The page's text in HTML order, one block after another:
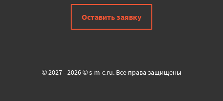
Оставить заявку
© 2027 - 2026 © s-m-c.ru. Все права защищены